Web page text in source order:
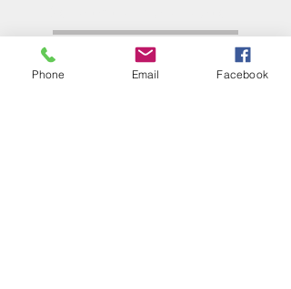
¿Necesitas equipar tu
ferretería?
Phone Email Facebook